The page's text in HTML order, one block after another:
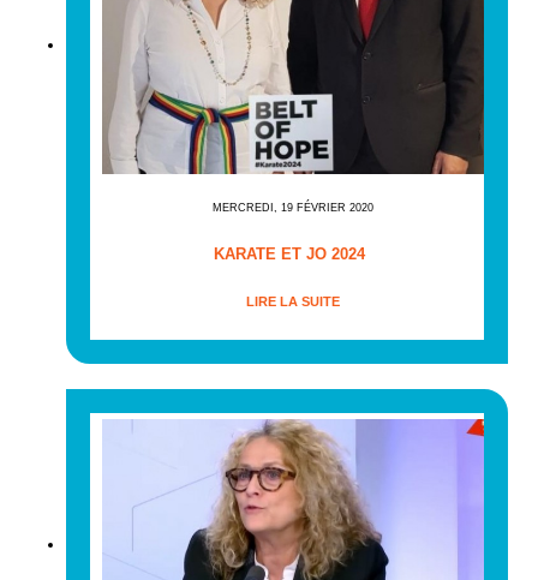
MERCREDI, 19 FÉVRIER 2020
KARATE ET JO 2024
LIRE LA SUITE